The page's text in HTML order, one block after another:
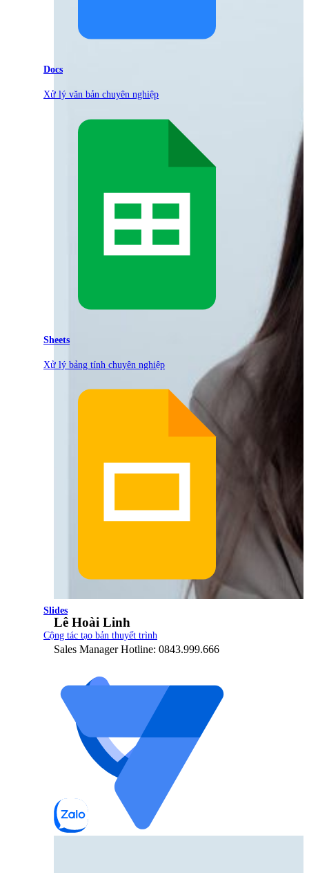
Lê Hoài Linh
Sales Manager Hotline: 0843.999.666
Docs
Xử lý văn bản chuyên nghiệp
Sheets
Xử lý bảng tính chuyên nghiệp
Slides
Cộng tác tạo bản thuyết trình